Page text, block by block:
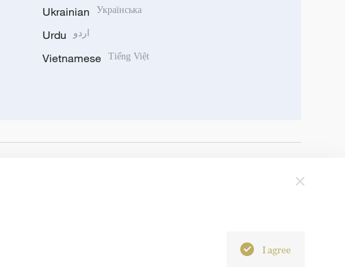
Ukrainian Українська
Urdu اردو
Vietnamese Tiếng Việt
I agree